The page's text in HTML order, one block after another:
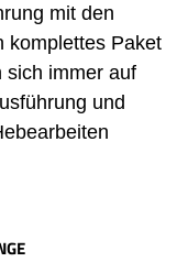
mit den
komplettes Paket
sich immer auf
und